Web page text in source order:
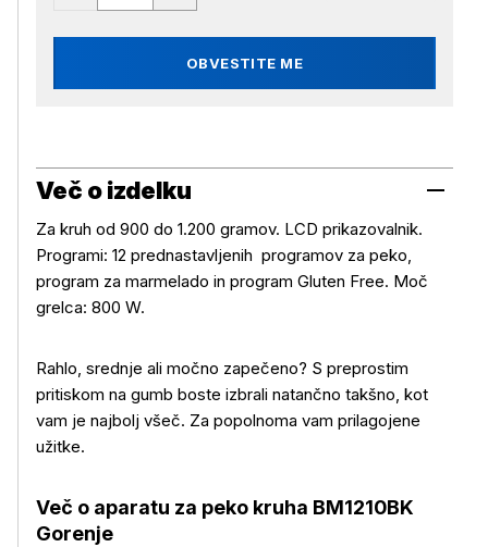
OBVESTITE ME
Več o izdelku
Za kruh od 900 do 1.200 gramov. LCD prikazovalnik.
Programi: 12 prednastavljenih programov za peko,
program za marmelado in program Gluten Free. Moč
grelca: 800 W.
Rahlo, srednje ali močno zapečeno? S preprostim
pritiskom na gumb boste izbrali natančno takšno, kot
vam je najbolj všeč. Za popolnoma vam prilagojene
užitke.
Več o aparatu za peko kruha BM1210BK
Gorenje